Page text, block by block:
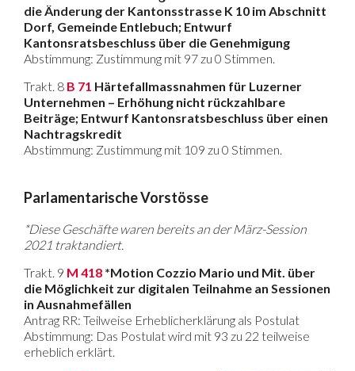
die Änderung der Kantonsstrasse K 10 im Abschnitt
Dorf, Gemeinde Entlebuch; Entwurf
Kantonsratsbeschluss über die Genehmigung
Abstimmung: Zustimmung mit 97 zu 0 Stimmen.
Trakt. 8 B 71 Härtefallmassnahmen für Luzerner
Unternehmen – Erhöhung nicht rückzahlbare
Beiträge; Entwurf Kantonsratsbeschluss über einen
Nachtragskredit
Abstimmung: Zustimmung mit 109 zu 0 Stimmen.
Parlamentarische Vorstösse
*Diese Geschäfte waren bereits an der März-Session
2021 traktandiert.
Trakt. 9 M 418 *Motion Cozzio Mario und Mit. über
die Möglichkeit zur digitalen Teilnahme an Sessionen
in Ausnahmefällen
Antrag RR: Teilweise Erheblicherklärung als Postulat
Abstimmung: Das Postulat wird mit 93 zu 22 teilweise
erheblich erklärt.